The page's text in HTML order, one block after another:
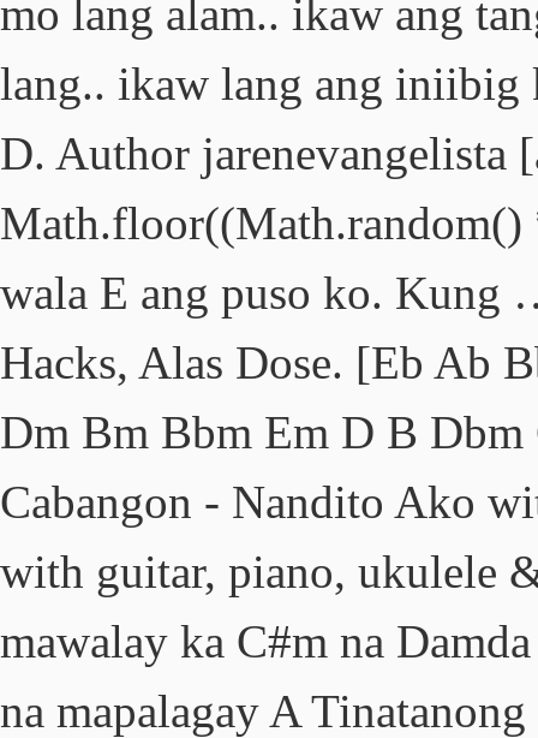
mo lang alam.. ikaw ang
lang.. ikaw lang ang
D. Author
Math.floor((Math.random()
wala E ang puso ko. Kung
Hacks, Alas Dose. [Eb Ab
Dm Bm Bbm Em D B
Cabangon - Nandito Ako
with guitar, piano, ukulele
mawalay ka C#m na
na mapalagay A